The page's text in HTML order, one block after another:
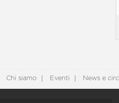
Chi siamo Eventi News e